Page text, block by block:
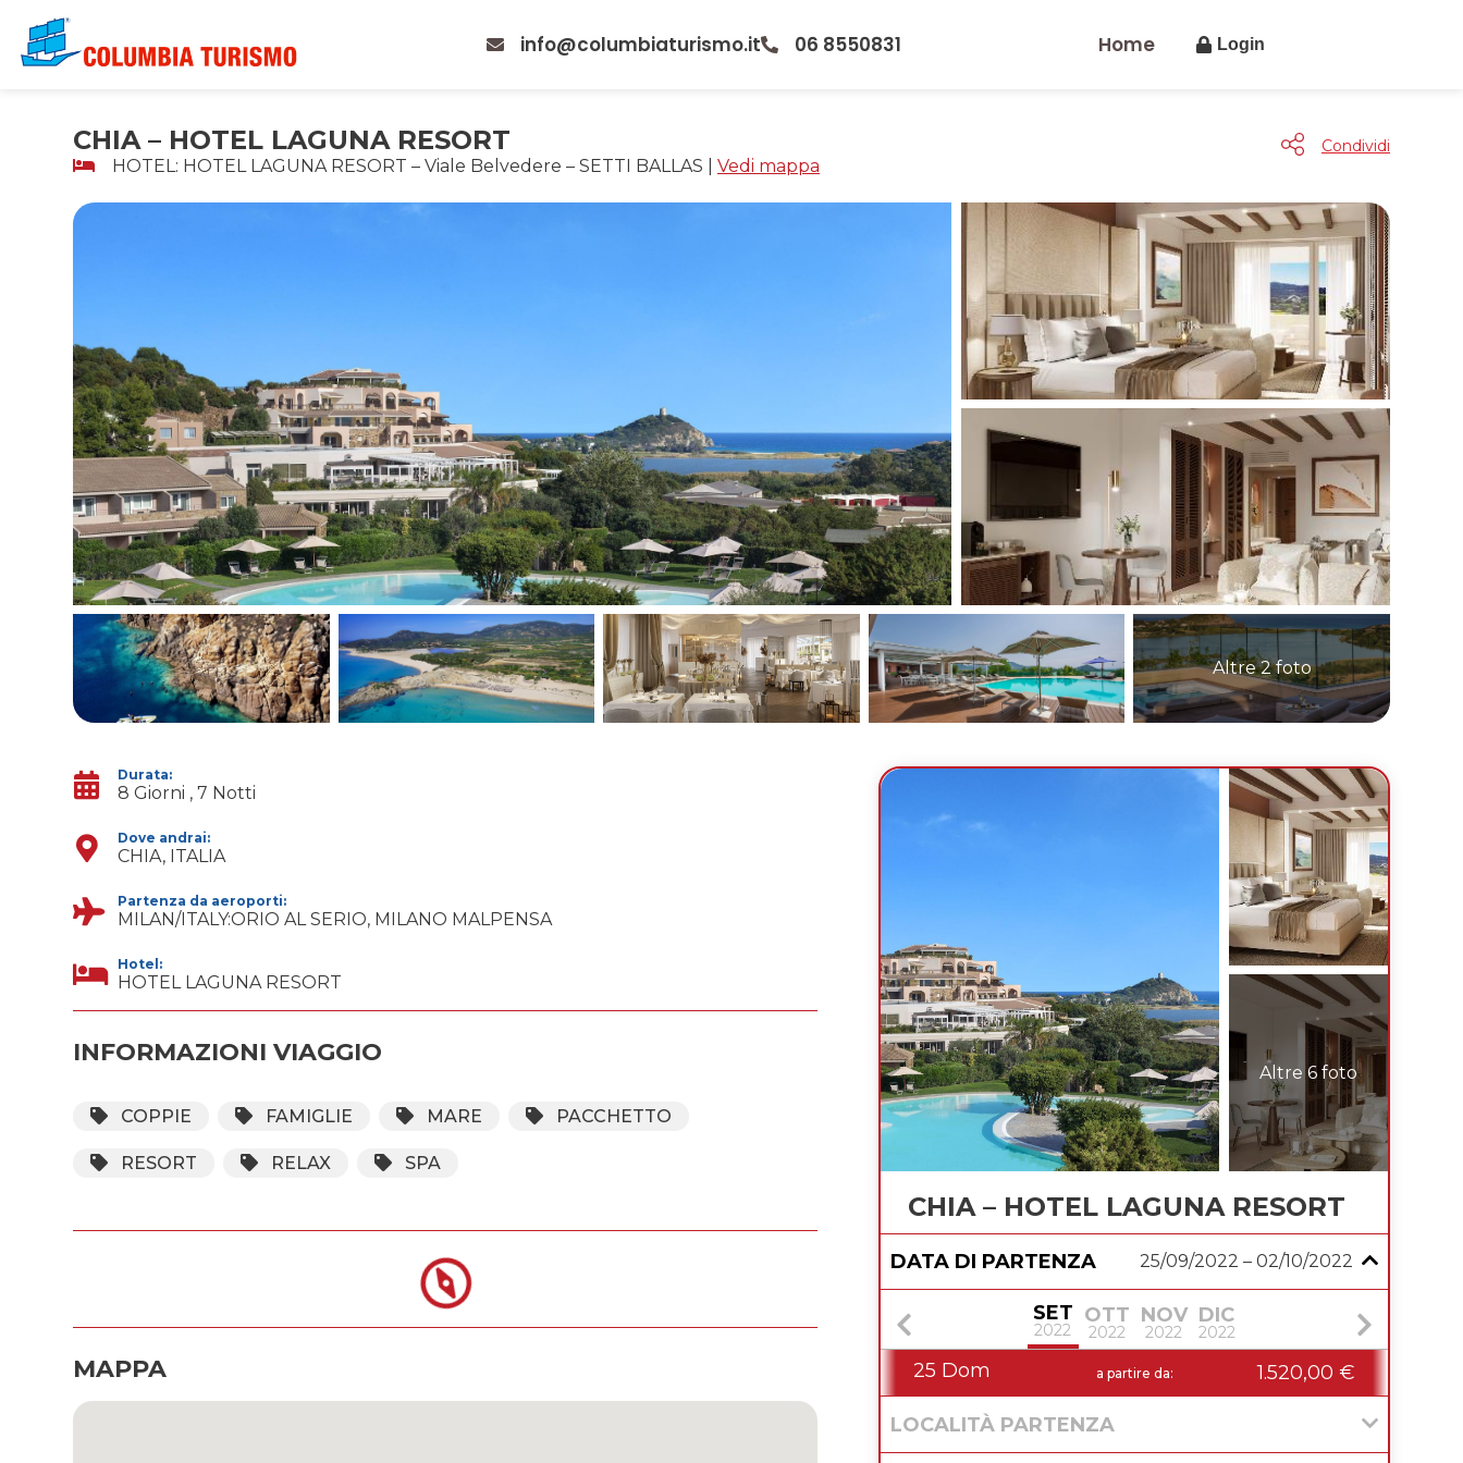
Vai
info@columbiaturismo.it 06 8550831 Home Login
CHIA – HOTEL LAGUNA RESORT
HOTEL: HOTEL LAGUNA RESORT – Viale Belvedere – SETTI BALLAS Vedi mappa
Condividi
Altre 2 foto
Durata:
8 Giorni , 7 Notti
Dove andrai:
CHIA, ITALIA
Partenza da aeroporti:
MILAN/ITALY:ORIO AL SERIO, MILANO MALPENSA
Hotel:
HOTEL LAGUNA RESORT
INFORMAZIONI VIAGGIO
COPPIE FAMIGLIE MARE PACCHETTO
RESORT RELAX SPA
MAPPA
Altre 6 foto
CHIA – HOTEL LAGUNA RESORT
DATA DI PARTENZA 25/09/2022 – 02/10/2022
SET
2022
OTT
2022
NOV
2022
DIC
2022
25 Dom a partire da: 1.520,00 €
LOCALITÀ PARTENZA